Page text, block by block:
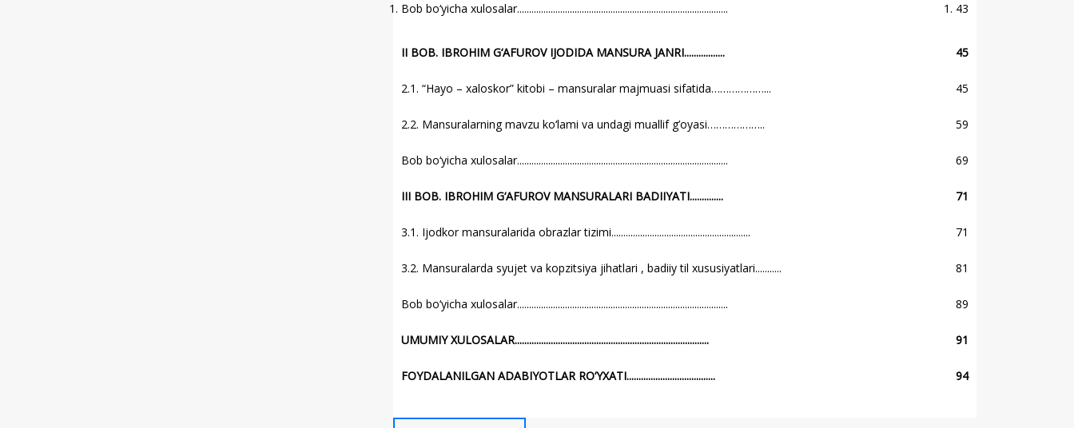
Bob bo‘yicha xulosalar........................................................................................ 43
II BOB. IBROHIM G‘AFUROV IJODIDA MANSURA JANRI................. 45
2.1. “Hayo – xaloskor” kitobi – mansuralar majmuasi sifatida………………... 45
2.2. Mansuralarning mavzu ko‘lami va undagi muallif g’oyasi……………….. 59
Bob bo‘yicha xulosalar........................................................................................ 69
III BOB. IBROHIM G‘AFUROV MANSURALARI BADIIYATI.............. 71
3.1. Ijodkor mansuralarida obrazlar tizimi.......................................................... 71
3.2. Mansuralarda syujet va kopzitsiya jihatlari , badiiy til xususiyatlari........... 81
Bob bo‘yicha xulosalar........................................................................................ 89
UMUMIY XULOSALAR................................................................................. 91
FOYDALANILGAN ADABIYOTLAR RO‘YXATI..................................... 94